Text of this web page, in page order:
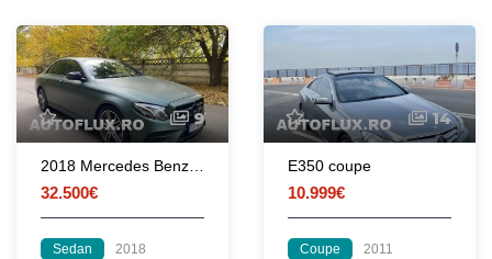
9
32.500€
Sedan
2018
14
E350 coupe
10.999€
Coupe
2011